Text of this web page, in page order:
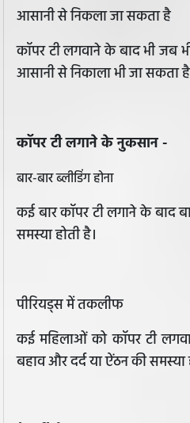
आसानी से निकला जा सकता है
कॉपर टी लगवाने के बाद भी जब
आसानी से निकाला भी जा सकता
कॉपर टी लगाने के नुकसान -
बार-बार ब्लीडिंग होना
कई बार कॉपर टी लगाने के बाद
समस्या होती है।
पीरियड्स में तकलीफ
कई महिलाओं को कॉपर टी
बहाव और दर्द या ऐंठन की समस्या